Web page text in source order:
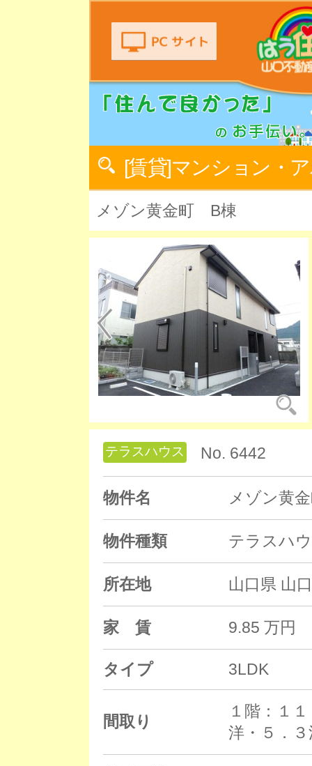
[賃貸]マンション・
メゾン黄金町 B棟
テラスハウス No. 6442
物件名 メゾン黄
物件種類 テラスハ
所在地 山口県 山
家 賃 9.85 万円
タイプ 3LDK
間取り
１階：１
洋・５．